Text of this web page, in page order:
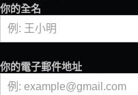
你的全名
你的電子郵件地址